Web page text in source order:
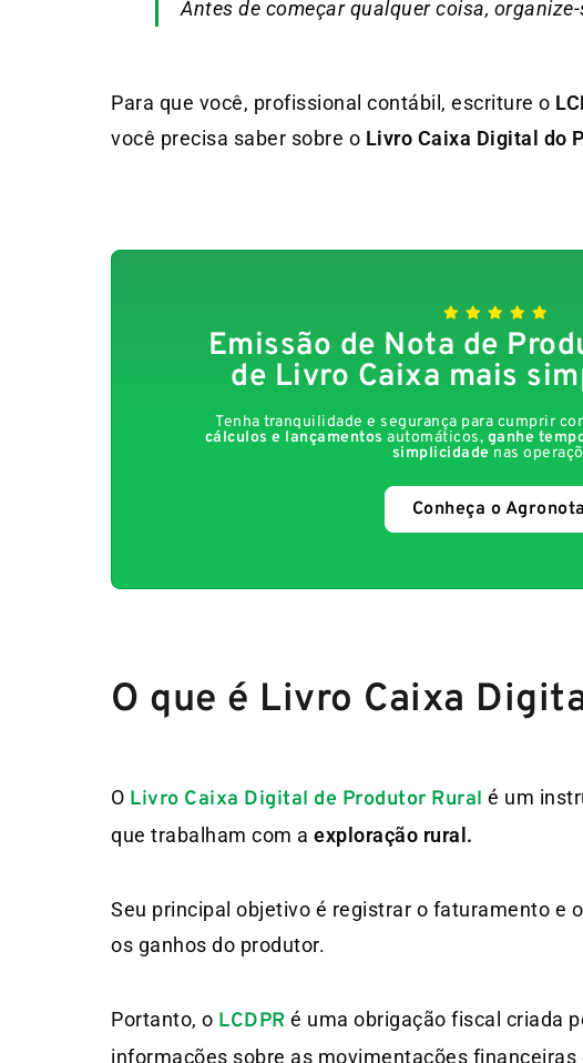
Antes de começar qualquer coisa,
Para que você, profissional contábil, escriture o
você precisa saber sobre o Livro Caixa Digital do
Emissão de Nota de
de Livro Caixa mais
Tenha tranquilidade e segurança para cumprir
cálculos e lançamentos automáticos, ganhe
simplicidade nas
Conheça o Agronota
O que é Livro Caixa
O Livro Caixa Digital de Produtor Rural é um
que trabalham com a exploração rural.
Seu principal objetivo é registrar o faturamento e
os ganhos do produtor.
Portanto, o LCDPR é uma obrigação fiscal criada
informações sobre as movimentações financeiras